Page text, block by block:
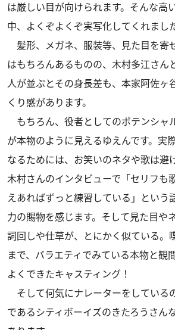
は厳しい目が向けられます。そんな高
中、よくぞよくぞ実写化してくれまし
髪形、メガネ、服装等、見た目を寄
はもちろんあるものの、木村多江さん
人が並ぶとその身長差も、本家阿佐ヶ
くり感があります。
もちろん、役者としてのポテンシャ
が本物のように見えるゆえんです。実
なるためには、お笑いのネタや歌は避
木村さんのインタビューで「セリフも
えあればずっと練習している」という
力の賜物を感じます。そして見た目や
詞回しや仕草が、とにかく似ている。
まで、バラエティでみている本物と観
よくできたキャスティング！
そして何気にナレーターをしている
であるシティボーイズのきたろうさん